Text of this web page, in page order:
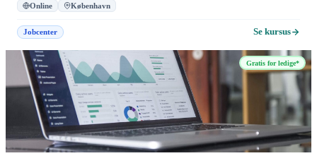
Online København
Jobcenter Se kursus
Gratis for ledige*